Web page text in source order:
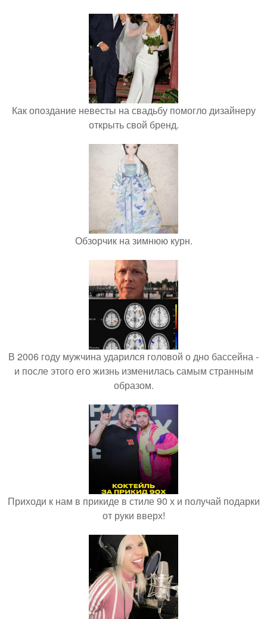
Как опоздание невесты на свадьбу помогло дизайнеру
открыть свой бренд.
Обзорчик на зимнюю курн.
В 2006 году мужчина ударился головой о дно бассейна -
и после этого его жизнь изменилась самым странным
образом.
Приходи к нам в прикиде в стиле 90 х и получай подарки
от руки вверх!